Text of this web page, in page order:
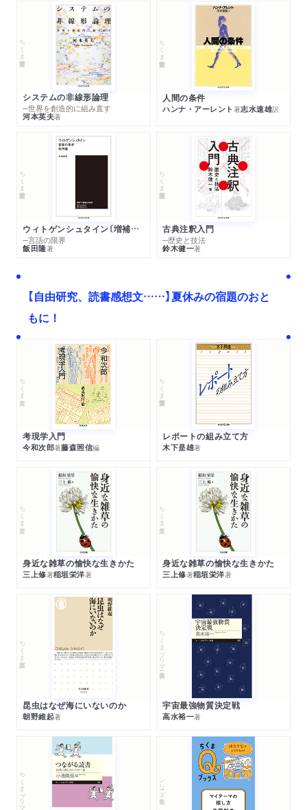
ちくま学芸文庫
システムの非線形論理
─世界を創造的に組み直す
河本英夫著
ちくま学芸文庫
人間の条件
ハンナ・アーレント 著志水速雄訳
ちくま学芸文庫
ウィトゲンシュタイン〔増補新版〕
─言語の限界
飯田隆著
ちくま学芸文庫
古典注釈入門
─歴史と技法
鈴木健一著
【自由研究、読書感想文……】夏休みの宿題のおと
もに！
ちくま文庫
考現学入門
今和次郎著藤森照信編
ちくま学芸文庫
レポートの組み立て方
木下是雄著
ちくま文庫
身近な雑草の愉快な生きかた
三上修著稲垣栄洋著
ちくま文庫
身近な雑草の愉快な生きかた
三上修著稲垣栄洋著
ちくま新書
昆虫はなぜ海にいないのか
朝野維起著
ちくまプリマー新書
宇宙最強物質決定戦
高水裕一著
ちくまプリマー新書 シリーズ・全集